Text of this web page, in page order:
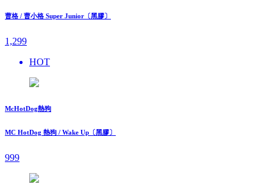
曹格 / 曹小格 Super Junior〔黑膠〕
1,299
HOT
McHotDog熱狗
MC HotDog 熱狗 / Wake Up〔黑膠〕
999